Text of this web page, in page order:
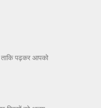
ताकि पढ़कर आपको